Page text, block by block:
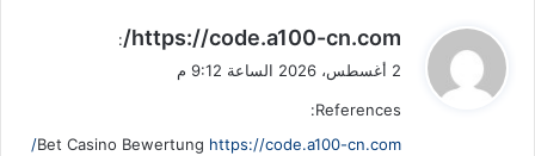
ي
ل
https://code.a100-cn.com/
:
2 أغسطس، 2026 الساعة 9:12 م
References:
Bet Casino Bewertung https://code.a100-cn.com/